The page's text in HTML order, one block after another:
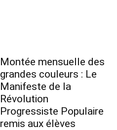
Montée mensuelle des
grandes couleurs : Le
Manifeste de la
Révolution
Progressiste Populaire
remis aux élèves